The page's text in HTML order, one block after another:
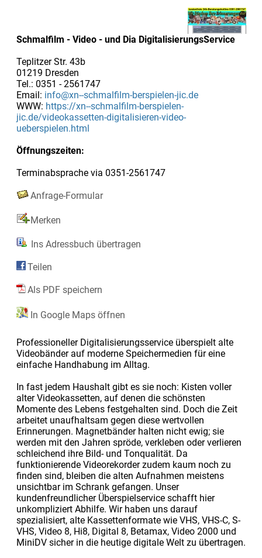
Schmalfilm - Video - und Dia DigitalisierungsService
Teplitzer Str. 43b
01219 Dresden
Tel.: 0351 - 2561747
Email: info@xn--schmalfilm-berspielen-jic.de
WWW: https://xn--schmalfilm-berspielen-
jic.de/videokassetten-digitalisieren-video-
ueberspielen.html
Öffnungszeiten:
Terminabsprache via 0351-2561747
Anfrage-Formular
Merken
Ins Adressbuch übertragen
Teilen
Als PDF speichern
In Google Maps öffnen
Professioneller Digitalisierungsservice überspielt alte
Videobänder auf moderne Speichermedien für eine
einfache Handhabung im Alltag.
In fast jedem Haushalt gibt es sie noch: Kisten voller
alter Videokassetten, auf denen die schönsten
Momente des Lebens festgehalten sind. Doch die Zeit
arbeitet unaufhaltsam gegen diese wertvollen
Erinnerungen. Magnetbänder halten nicht ewig; sie
werden mit den Jahren spröde, verkleben oder verlieren
schleichend ihre Bild- und Tonqualität. Da
funktionierende Videorekorder zudem kaum noch zu
finden sind, bleiben die alten Aufnahmen meistens
unsichtbar im Schrank gefangen. Unser
kundenfreundlicher Überspielservice schafft hier
unkompliziert Abhilfe. Wir haben uns darauf
spezialisiert, alte Kassettenformate wie VHS, VHS-C, S-
VHS, Video 8, Hi8, Digital 8, Betamax, Video 2000 und
MiniDV sicher in die heutige digitale Welt zu übertragen.